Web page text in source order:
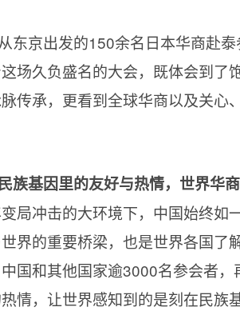
东京出发的150余名日本华商赴
场久负盛名的大会，既体会到了
传承，更看到全球华商以及关心
族基因里的友好与热情，世界华
局冲击的大环境下，中国始终如
界的重要桥梁，也是世界各国了
国和其他国家逾3000名参会者
情，让世界感知到的是刻在民族